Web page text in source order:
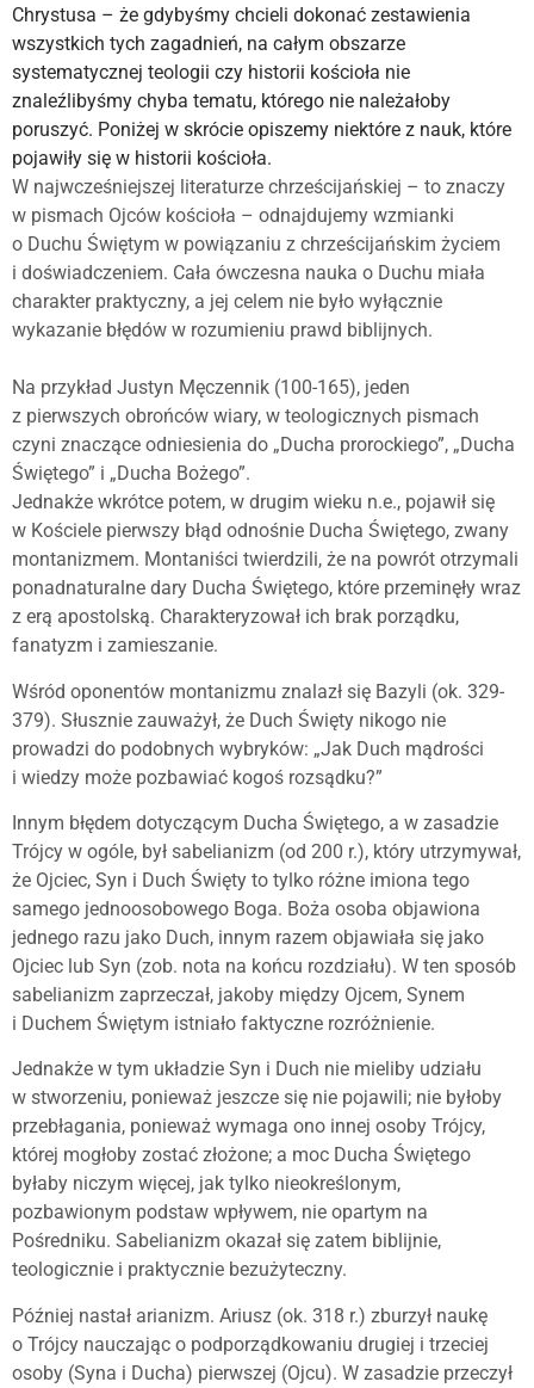
Chrystusa – że gdybyśmy chcieli dokonać zestawienia
wszystkich tych zagadnień, na całym obszarze
systematycznej teologii czy historii kościoła nie
znaleźlibyśmy chyba tematu, którego nie należałoby
poruszyć. Poniżej w skrócie opiszemy niektóre z nauk, które
pojawiły się w historii kościoła.
W najwcześniejszej literaturze chrześcijańskiej – to znaczy
w pismach Ojców kościoła – odnajdujemy wzmianki
o Duchu Świętym w powiązaniu z chrześcijańskim życiem
i doświadczeniem. Cała ówczesna nauka o Duchu miała
charakter praktyczny, a jej celem nie było wyłącznie
wykazanie błędów w rozumieniu prawd biblijnych.
Na przykład Justyn Męczennik (100-165), jeden
z pierwszych obrońców wiary, w teologicznych pismach
czyni znaczące odniesienia do „Ducha prorockiego”, „Ducha
Świętego” i „Ducha Bożego”.
Jednakże wkrótce potem, w drugim wieku n.e., pojawił się
w Kościele pierwszy błąd odnośnie Ducha Świętego, zwany
montanizmem. Montaniści twierdzili, że na powrót otrzymali
ponadnaturalne dary Ducha Świętego, które przeminęły wraz
z erą apostolską. Charakteryzował ich brak porządku,
fanatyzm i zamieszanie.
Wśród oponentów montanizmu znalazł się Bazyli (ok. 329-
379). Słusznie zauważył, że Duch Święty nikogo nie
prowadzi do podobnych wybryków: „Jak Duch mądrości
i wiedzy może pozbawiać kogoś rozsądku?”
Innym błędem dotyczącym Ducha Świętego, a w zasadzie
Trójcy w ogóle, był sabelianizm (od 200 r.), który utrzymywał,
że Ojciec, Syn i Duch Święty to tylko różne imiona tego
samego jednoosobowego Boga. Boża osoba objawiona
jednego razu jako Duch, innym razem objawiała się jako
Ojciec lub Syn (zob. nota na końcu rozdziału). W ten sposób
sabelianizm zaprzeczał, jakoby między Ojcem, Synem
i Duchem Świętym istniało faktyczne rozróżnienie.
Jednakże w tym układzie Syn i Duch nie mieliby udziału
w stworzeniu, ponieważ jeszcze się nie pojawili; nie byłoby
przebłagania, ponieważ wymaga ono innej osoby Trójcy,
której mogłoby zostać złożone; a moc Ducha Świętego
byłaby niczym więcej, jak tylko nieokreślonym,
pozbawionym podstaw wpływem, nie opartym na
Pośredniku. Sabelianizm okazał się zatem biblijnie,
teologicznie i praktycznie bezużyteczny.
Później nastał arianizm. Ariusz (ok. 318 r.) zburzył naukę
o Trójcy nauczając o podporządkowaniu drugiej i trzeciej
osoby (Syna i Ducha) pierwszej (Ojcu). W zasadzie przeczył